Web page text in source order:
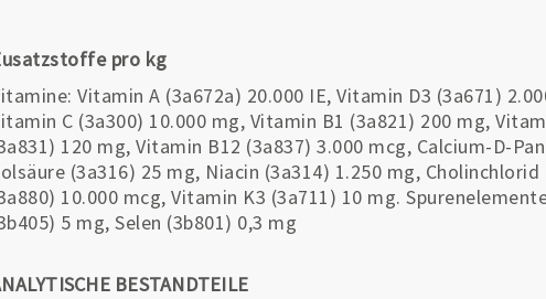
pro kg
Vitamin A (3a672a) 20.000 IE, Vitamin D3 (3a671)
C (3a300) 10.000 mg, Vitamin B1 (3a821) 200 mg,
120 mg, Vitamin B12 (3a837) 3.000 mcg, Calcium-D-
(3a316) 25 mg, Niacin (3a314) 1.250 mg,
10.000 mcg, Vitamin K3 (3a711) 10 mg.
5 mg, Selen (3b801) 0,3 mg
BESTANDTEILE